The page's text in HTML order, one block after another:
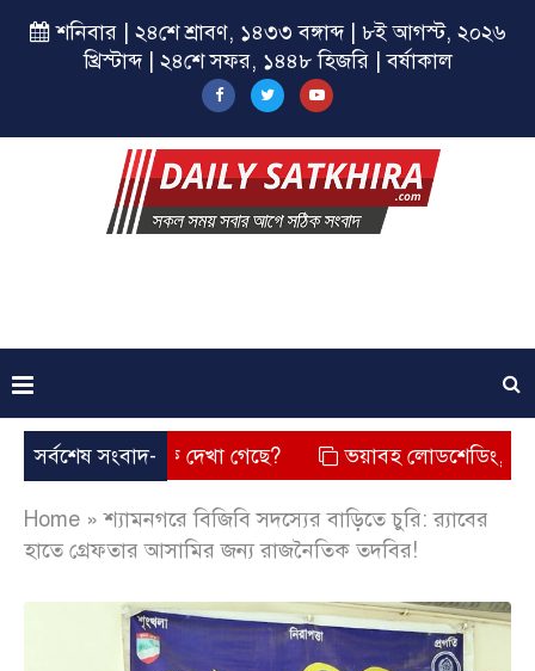
শনিবার | ২৪শে শ্রাবণ, ১৪৩৩ বঙ্গাব্দ | ৮ই আগস্ট, ২০২৬
খ্রিস্টাব্দ | ২৪শে সফর, ১৪৪৮ হিজরি | বর্ষাকাল
সর্বশেষ সংবাদ-
কি দেখা গেছে? ভয়াবহ লোডশেডিং, বিদ্যুত –
Home »শ্যামনগরে বিজিবি সদস্যের বাড়িতে চুরি: র‍্যাবের
হাতে গ্রেফতার আসামির জন্য রাজনৈতিক তদবির!